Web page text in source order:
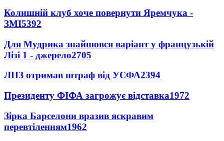
Колишній клуб хоче повернути Яремчука -
ЗМІ5392
Для Мудрика знайшовся варіант у французькій
Лізі 1 - джерело2705
ЛНЗ отримав штраф від УЄФА2394
Президенту ФІФА загрожує відставка1972
Зірка Барселони вразив яскравим
перевтіленням1962